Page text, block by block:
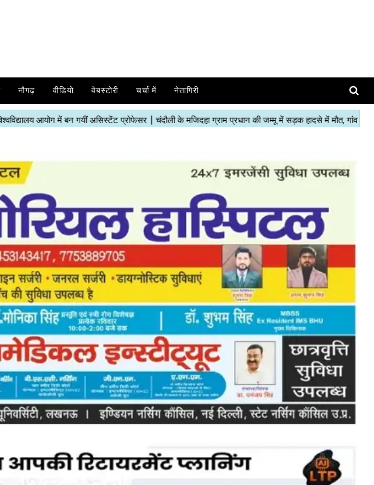
नौगढ़ वीडियो वेबस्टोरी चर्चा में नेतागिरी